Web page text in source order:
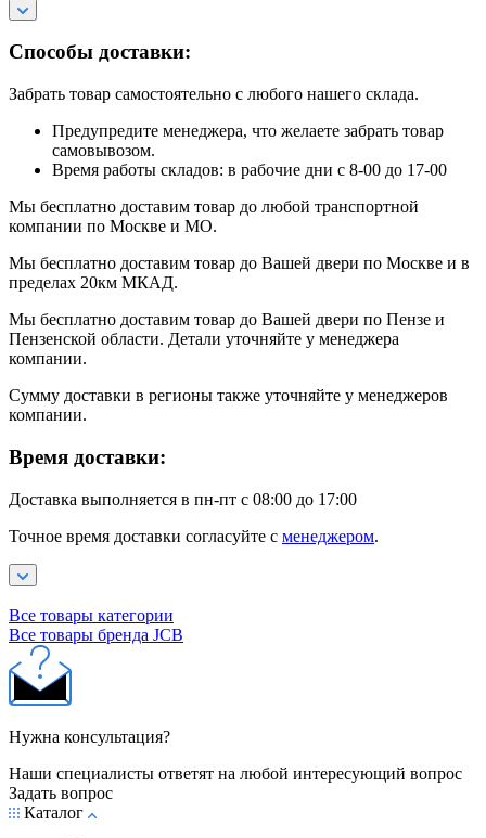
Способы доставки:
Забрать товар самостоятельно с любого нашего склада.
Предупредите менеджера, что желаете забрать товар
самовывозом.
Время работы складов: в рабочие дни с 8-00 до 17-00
Мы бесплатно доставим товар до любой транспортной
компании по Москве и МО.
Мы бесплатно доставим товар до Вашей двери по Москве и в
пределах 20км МКАД.
Мы бесплатно доставим товар до Вашей двери по Пензе и
Пензенской области. Детали уточняйте у менеджера
компании.
Сумму доставки в регионы также уточняйте у менеджеров
компании.
Время доставки:
Доставка выполняется в пн-пт с 08:00 до 17:00
Точное время доставки согласуйте с менеджером.
Все товары категории
Все товары бренда JCB
Нужна консультация?
Наши специалисты ответят на любой интересующий вопрос
Задать вопрос
Каталог